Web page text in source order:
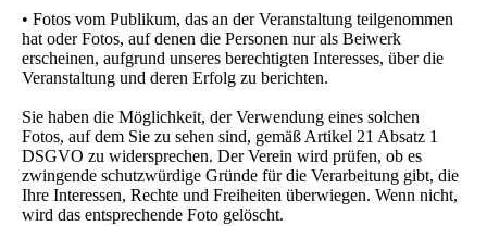
• Fotos vom Publikum, das an der Veranstaltung teilgenommen
hat oder Fotos, auf denen die Personen nur als Beiwerk
erscheinen, aufgrund unseres berechtigten Interesses, über die
Veranstaltung und deren Erfolg zu berichten.
Sie haben die Möglichkeit, der Verwendung eines solchen
Fotos, auf dem Sie zu sehen sind, gemäß Artikel 21 Absatz 1
DSGVO zu widersprechen. Der Verein wird prüfen, ob es
zwingende schutzwürdige Gründe für die Verarbeitung gibt, die
Ihre Interessen, Rechte und Freiheiten überwiegen. Wenn nicht,
wird das entsprechende Foto gelöscht.